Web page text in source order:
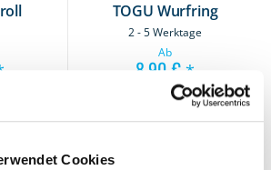
Cookies
TOGU Wurfring
2 - 5 Werktage
Ab
8,90 €*
7,48 €
*) inkl. gesetzl. MwSt. zzgl.
Versandkosten